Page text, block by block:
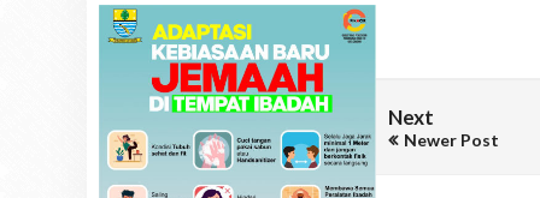
Next
Newer Post